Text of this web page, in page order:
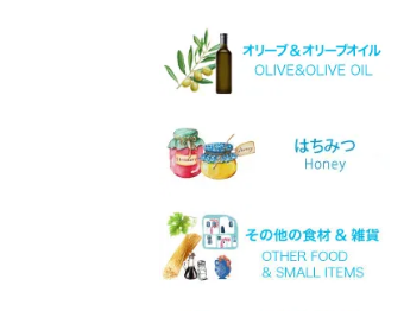
├リッチ
├フルーティー
スパークリング
デザート
ワインセット
サヴァティアノ
アシリティコ
マスカット
キドニツァ
ロボラ
ヴィディアノ
ヴィラナ
マスカットオブスピナ